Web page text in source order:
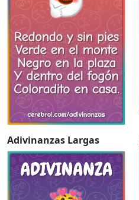
Adivinanzas Largas